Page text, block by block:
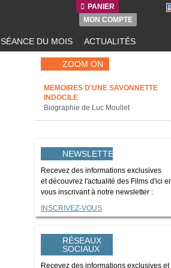
PANIER
MON COMPTE
SÉANCE DU MOIS ACTUALITÉS
ZOOM ON
MEMOIRES D'UNE SAVONNETTE
INDOCILE
Biographie de Luc Moullet
NEWSLETTER
Recevez des informations exclusives
et découvrez l'actualité des Films d'ici
vous inscrivant à notre newsletter :
INSCRIVEZ-VOUS
RÉSEAUX
SOCIAUX
Recevez des informations exclusives et